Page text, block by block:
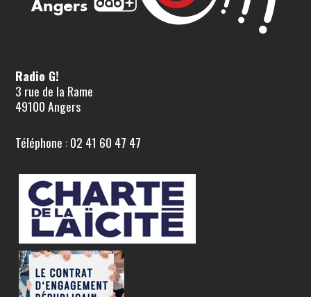
Radio G!
3 rue de la Rame
49100 Angers
Téléphone : 02 41 60 47 47